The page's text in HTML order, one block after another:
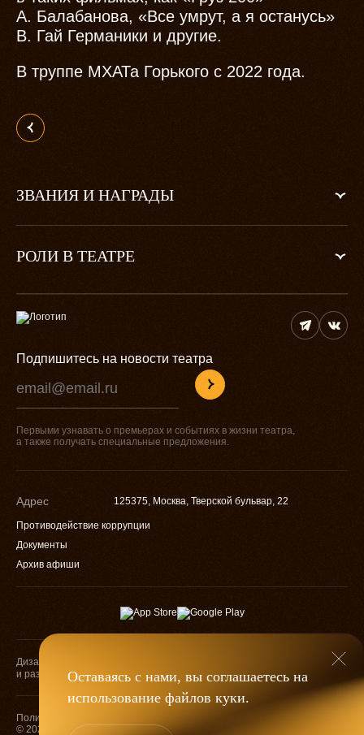
А. Балабанова, «Все умрут, а я останусь»
В. Гай Германики и другие.
В труппе МХАТа Горького с 2022 года.
ЗВАНИЯ И НАГРАДЫ
РОЛИ В ТЕАТРЕ
Подпишитесь на новости театра
Первыми узнавать о премьерах и событиях в жизни театра,
а также получать специальные предложения.
Противодействие коррупции
Документы
Архив афиши
Адрес 125375, Москва, Тверской бульвар, 22
Политика конфиденциальности
© 2026 — МХАТ им. М. Горького
Оценка качества
Дизайн
и разработкаОставаясь с нами, вы соглашаетесь на
использование файлов куки.